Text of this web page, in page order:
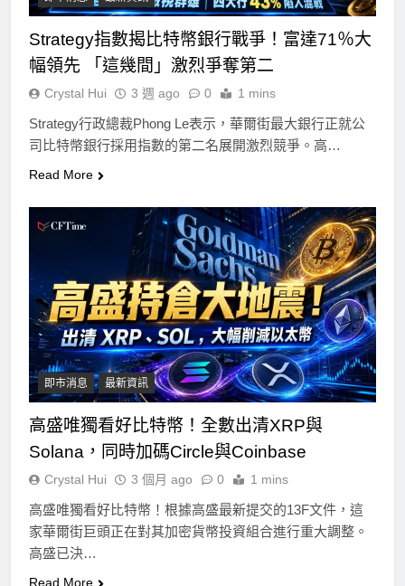
Strategy指數揭比特幣銀行戰爭！富達71％大
幅領先 「這幾間」激烈爭奪第二
Crystal Hui 3 週 ago 0 1 mins
Strategy行政總裁Phong Le表示，華爾街最大銀行正就公
司比特幣銀行採用指數的第二名展開激烈競爭。高…
Read More
即市消息 最新資訊
高盛唯獨看好比特幣！全數出清XRP與
Solana，同時加碼Circle與Coinbase
Crystal Hui 3 個月 ago 0 1 mins
高盛唯獨看好比特幣！根據高盛最新提交的13F文件，這
家華爾街巨頭正在對其加密貨幣投資組合進行重大調整。
高盛已決…
Read More